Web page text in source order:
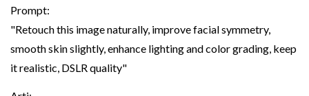
Prompt:
"Retouch this image naturally, improve facial symmetry,
smooth skin slightly, enhance lighting and color grading, keep
it realistic, DSLR quality"